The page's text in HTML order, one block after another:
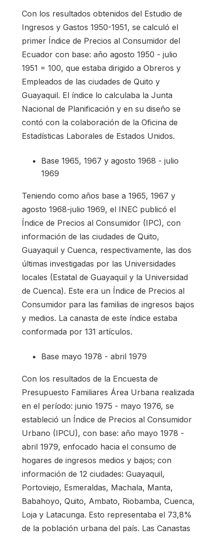
Con los resultados obtenidos del Estudio de
Ingresos y Gastos 1950-1951, se calculó el
primer Índice de Precios al Consumidor del
Ecuador con base: año agosto 1950 - julio
1951 = 100, que estaba dirigido a Obreros y
Empleados de las ciudades de Quito y
Guayaquil. El índice lo calculaba la Junta
Nacional de Planificación y en su diseño se
contó con la colaboración de la Oficina de
Estadísticas Laborales de Estados Unidos.
Base 1965, 1967 y agosto 1968 - julio
1969
Teniendo como años base a 1965, 1967 y
agosto 1968-julio 1969, el INEC publicó el
Índice de Precios al Consumidor (IPC), con
información de las ciudades de Quito,
Guayaquil y Cuenca, respectivamente, las dos
últimas investigadas por las Universidades
locales (Estatal de Guayaquil y la Universidad
de Cuenca). Este era un Índice de Precios al
Consumidor para las familias de ingresos bajos
y medios. La canasta de este índice estaba
conformada por 131 artículos.
Base mayo 1978 - abril 1979
Con los resultados de la Encuesta de
Presupuesto Familiares Área Urbana realizada
en el período: junio 1975 - mayo 1976, se
estableció un Índice de Precios al Consumidor
Urbano (IPCU), con base: año mayo 1978 -
abril 1979, enfocado hacia el consumo de
hogares de ingresos medios y bajos; con
información de 12 ciudades: Guayaquil,
Portoviejo, Esmeraldas, Machala, Manta,
Babahoyo, Quito, Ambato, Riobamba, Cuenca,
Loja y Latacunga. Esto representaba el 73,8%
de la población urbana del país. Las Canastas